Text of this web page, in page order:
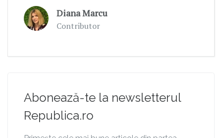
Diana Marcu
Contributor
Abonează-te la newsletterul
Republica.ro